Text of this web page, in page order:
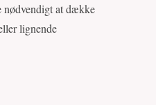
nødvendigt at dække
lignende